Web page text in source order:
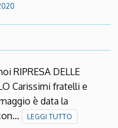
RIPRESA DELLE
Carissimi fratelli e
è data la
LEGGI TUTTO